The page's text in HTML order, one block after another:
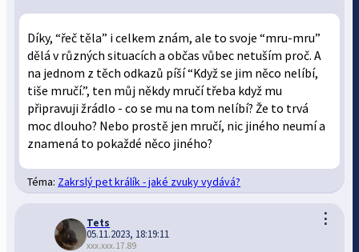
Díky, “řeč těla” i celkem znám, ale to svoje “mru-mru”
dělá v různých situacích a občas vůbec netuším proč. A
na jednom z těch odkazů píší “Když se jim něco nelíbí,
tiše mručí.”, ten můj někdy mručí třeba když mu
připravuji žrádlo - co se mu na tom nelíbí? Že to trvá
moc dlouho? Nebo prostě jen mručí, nic jiného neumí a
znamená to pokaždé něco jiného?
Téma: Zakrslý pet králík - jaké zvuky vydává?
⋮
Tets
05.11.2023, 18:19:11
xxx.xxx.17.89